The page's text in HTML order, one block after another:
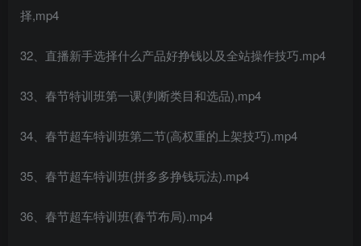
择,mp4
32、直播新手选择什么产品好挣钱以及全站操作技巧.mp4
33、春节特训班第一课(判断类目和选品),mp4
34、春节超车特训班第二节(高权重的上架技巧).mp4
35、春节超车特训班(拼多多挣钱玩法).mp4
36、春节超车特训班(春节布局).mp4